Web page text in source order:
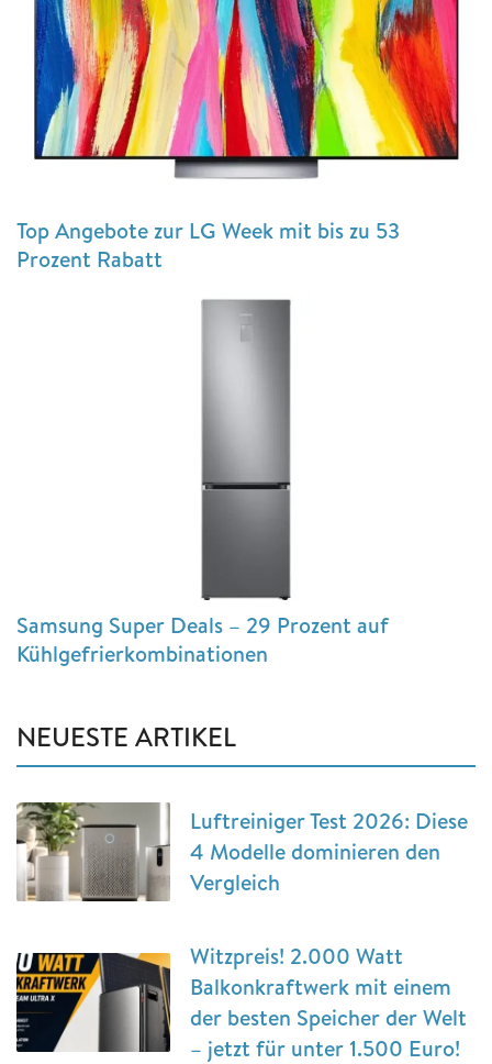
Top Angebote zur LG Week mit bis zu 53
Prozent Rabatt
Samsung Super Deals – 29 Prozent auf
Kühlgefrierkombinationen
NEUESTE ARTIKEL
Luftreiniger Test 2026: Diese
4 Modelle dominieren den
Vergleich
Witzpreis! 2.000 Watt
Balkonkraftwerk mit einem
der besten Speicher der Welt
– jetzt für unter 1.500 Euro!